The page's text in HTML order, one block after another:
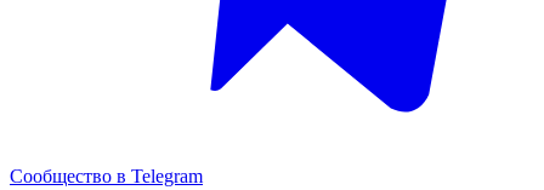
Сообщество в Telegram